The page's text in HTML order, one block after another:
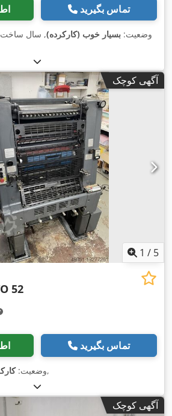
تماس بگیرید
وضعیت: بسیار خوب (کارکرده), سال
آگهی کوچک
1 / 5
52
تماس بگیرید
وضعیت:,
آگهی کوچک